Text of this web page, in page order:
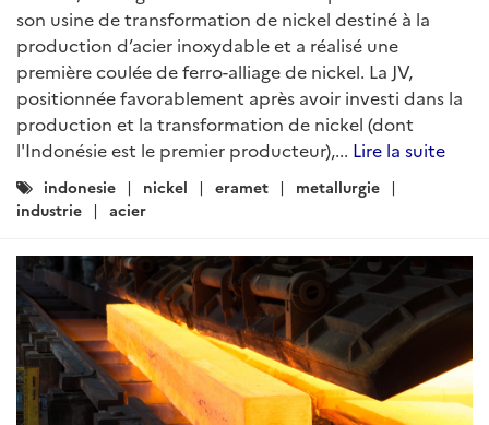
son usine de transformation de nickel destiné à la
production d’acier inoxydable et a réalisé une
première coulée de ferro-alliage de nickel. La JV,
positionnée favorablement après avoir investi dans la
production et la transformation de nickel (dont
l'Indonésie est le premier producteur),... Lire la suite
Catégories
:
indonesie nickel eramet
metallurgie
industrie
acier